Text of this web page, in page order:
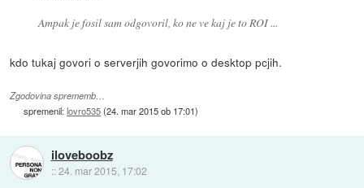
Ampak je fosil sam odgovoril, ko ne ve kaj je to ROI ...
kdo tukaj govori o serverjih govorimo o desktop pcjih.
Zgodovina sprememb…
spremenil:lovro535(24. mar 2015 ob 17:01)
iloveboobz
::24. mar 2015, 17:02